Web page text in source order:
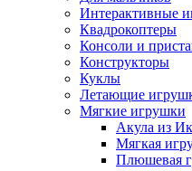
Интерактивные
Квадрокоптеры
Консоли и
Конструкторы
Куклы
Летающие
Мягкие игрушки
Акула из
Мягкая
Плюшевая